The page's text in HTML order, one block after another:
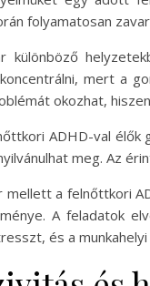
folyamatosan
különböző
mert a
okozhat,
ADHD-val
meg. Az
mellett a felnőttkori
A feladatok
és a